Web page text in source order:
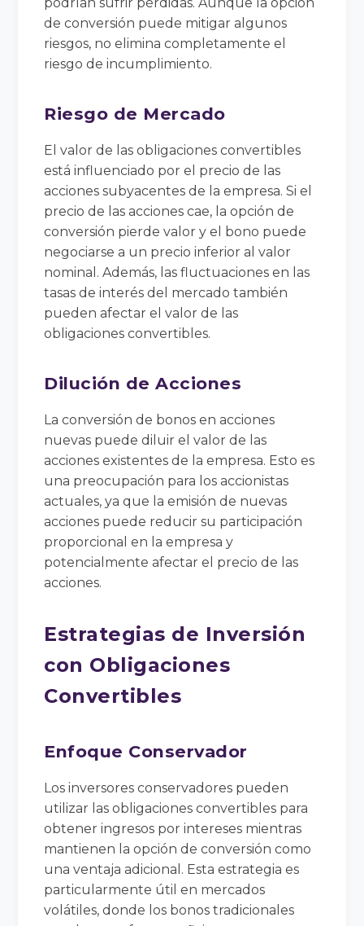
de conversión puede mitigar algunos
riesgos, no elimina completamente el
riesgo de incumplimiento.
Riesgo de Mercado
El valor de las obligaciones convertibles
está influenciado por el precio de las
acciones subyacentes de la empresa. Si el
precio de las acciones cae, la opción de
conversión pierde valor y el bono puede
negociarse a un precio inferior al valor
nominal. Además, las fluctuaciones en las
tasas de interés del mercado también
pueden afectar el valor de las
obligaciones convertibles.
Dilución de Acciones
La conversión de bonos en acciones
nuevas puede diluir el valor de las
acciones existentes de la empresa. Esto es
una preocupación para los accionistas
actuales, ya que la emisión de nuevas
acciones puede reducir su participación
proporcional en la empresa y
potencialmente afectar el precio de las
acciones.
Estrategias de Inversión
con Obligaciones
Convertibles
Enfoque Conservador
Los inversores conservadores pueden
utilizar las obligaciones convertibles para
obtener ingresos por intereses mientras
mantienen la opción de conversión como
una ventaja adicional. Esta estrategia es
particularmente útil en mercados
volátiles, donde los bonos tradicionales